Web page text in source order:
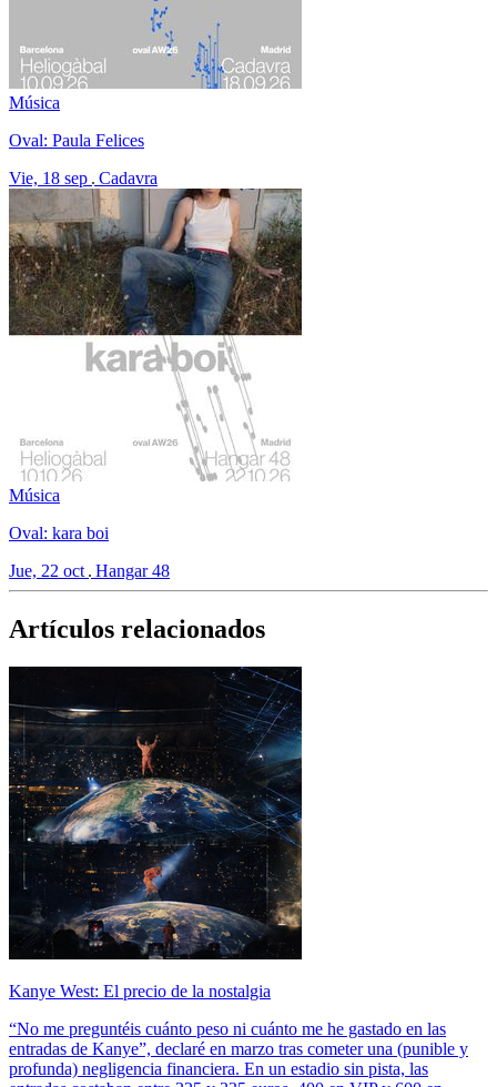
Música
Oval: Paula Felices
Vie, 18 sep Cadavra
Música
Oval: kara boi
Jue, 22 oct Hangar 48
Artículos relacionados
Kanye West: El precio de la nostalgia
“No me preguntéis cuánto peso ni cuánto me he gastado en las
entradas de Kanye”, declaré en marzo tras cometer una (punible y
profunda) negligencia financiera. En un estadio sin pista, las